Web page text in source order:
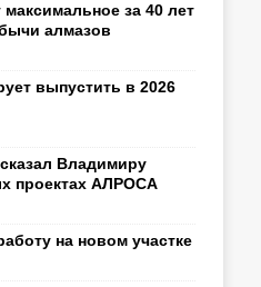
за 40 лет
алмазов
выпустить в 2026
Владимиру
проектах АЛРОСА
на новом участке